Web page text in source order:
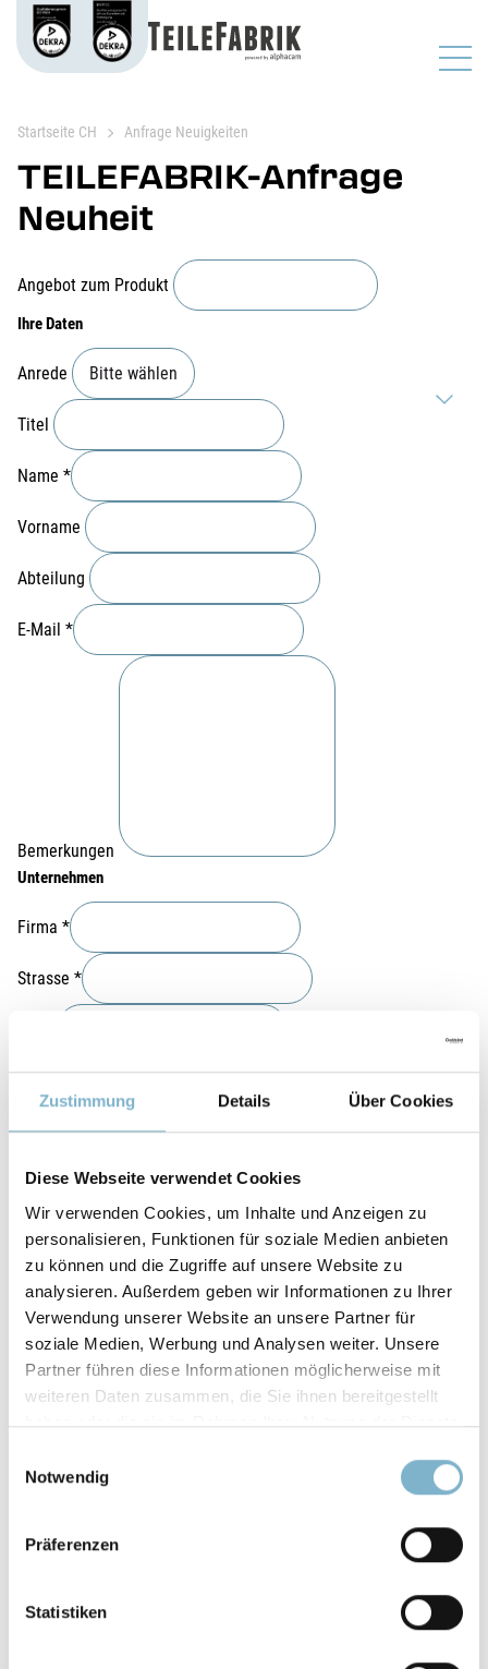
Zustimmung Details Über Cookies
Diese Webseite verwendet Cookies
Wir verwenden Cookies, um Inhalte und Anzeigen zu
personalisieren, Funktionen für soziale Medien anbieten
zu können und die Zugriffe auf unsere Website zu
analysieren. Außerdem geben wir Informationen zu Ihrer
Verwendung unserer Website an unsere Partner für
soziale Medien, Werbung und Analysen weiter. Unsere
Partner führen diese Informationen möglicherweise mit
weiteren Daten zusammen, die Sie ihnen bereitgestellt
haben oder die sie im Rahmen Ihrer Nutzung der Dienste
Notwendig
Präferenzen
Statistiken
Startseite CH Anfrage Neuigkeiten
TEILEFABRIK-Anfrage
Neuheit
Angebot zum Produkt
Ihre Daten
Anrede
Titel
Name *
Vorname
Abteilung
E-Mail *
Bemerkungen
Unternehmen
Firma *
Strasse *
Telefon*
Land
Datenschutz
Ich stimme zu, dass meine Angaben aus dem Kontaktformular zur
Beantwortung meiner Anfrage erhoben und verarbeitet werden.
Hinweis: Sie können Ihre Einwilligung jederzeit für die Zukunft per E-
Mail aninfo@alphacam.dewiderrufen. Detaillierte Informationen
zum Umgang mit Nutzerdaten finden Sie in unserer
Datenschutzerklärung .*
Captcha*
SENDEN